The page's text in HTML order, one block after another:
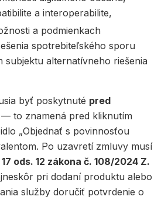
a interoperabilite,
a podmienkach
spotrebiteľského sporu
subjektu alternatívneho riešenia
byť poskytnuté pred
— to znamená pred kliknutím
„Objednať s povinnosťou
Po uzavretí zmluvy musí
17 ods. 12 zákona č. 108/2024 Z.
pri dodaní produktu alebo
služby doručiť potvrdenie o